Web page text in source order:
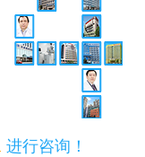
进行咨询！